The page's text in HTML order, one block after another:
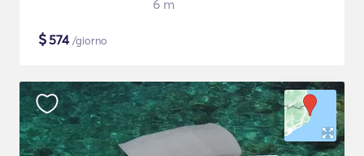
6 m
$574/giorno